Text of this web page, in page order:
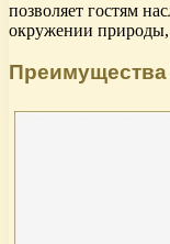
позволяет гостям
окружении природы,
Преимущества